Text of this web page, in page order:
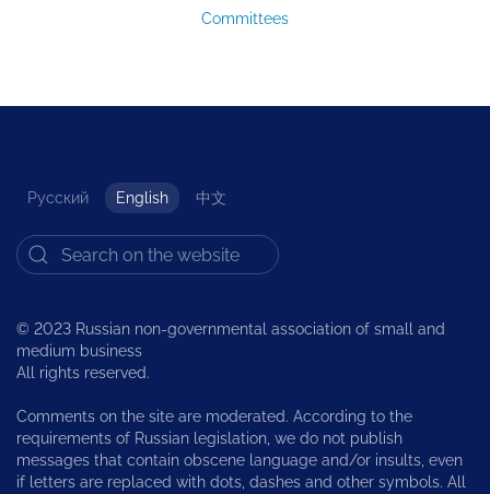
Committees
Русский English 中文
© 2023 Russian non-governmental association of small and
medium business
All rights reserved.
Comments on the site are moderated. According to the
requirements of Russian legislation, we do not publish
messages that contain obscene language and/or insults, even
if letters are replaced with dots, dashes and other symbols. All